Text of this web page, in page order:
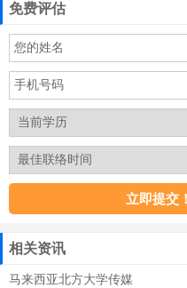
免费评估
相关资讯
马来西亚北方大学传媒